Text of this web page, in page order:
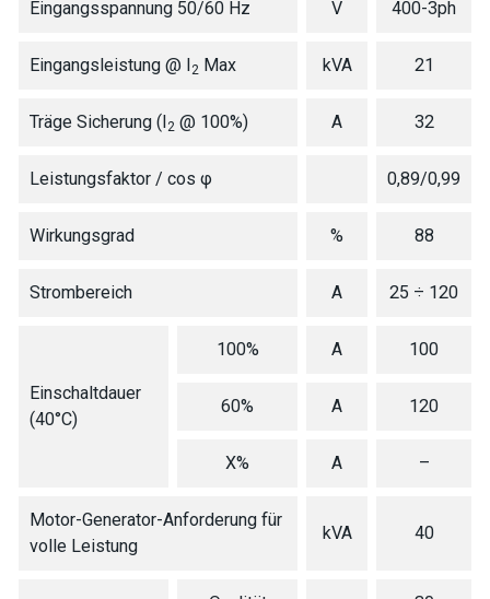
Eingangsspannung 50/60 Hz V 400-3ph
Eingangsleistung @ I 2 Max kVA 21
Träge Sicherung (I 2 @ 100%) A 32
Leistungsfaktor / cos φ 0,89/0,99
Wirkungsgrad % 88
Strombereich A 25 ÷ 120
Einschaltdauer
(40°C)
100% A 100
60% A 120
X% A –
Motor-Generator-Anforderung für
volle Leistung
kVA 40